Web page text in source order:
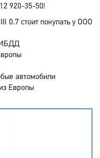
920-35-50!
0.7 стоит покупать у ООО
автомобили
Европы